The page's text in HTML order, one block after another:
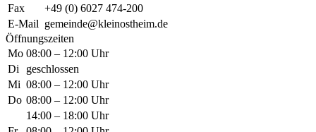
Fax
+49 (0) 6027 474-200
E-Mail gemeinde@kleinostheim.de
Öffnungszeiten
Mo 08:00 – 12:00 Uhr
Di
geschlossen
Mi 08:00 – 12:00 Uhr
Do 08:00 – 12:00 Uhr
14:00 – 18:00 Uhr